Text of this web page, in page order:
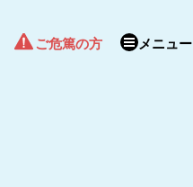
ご危篤の方 メニュー